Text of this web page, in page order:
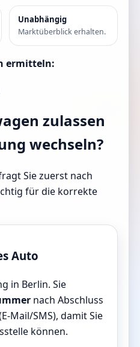
Unabhängig
Marktüberblick erhalten.
ermitteln:
zulassen
wechseln?
Sie zuerst nach
für die korrekte
Auto
in Berlin. Sie
nach Abschluss
Mail/SMS), damit Sie
können.